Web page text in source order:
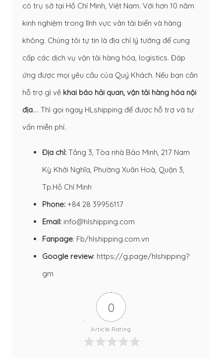
có trụ sở tại Hồ Chí Minh, Việt Nam. Với hơn 10 năm
kinh nghiệm trong lĩnh vực vân tải biển và hàng
không. Chúng tôi tự tin là địa chỉ lý tưởng để cung
cấp các dịch vụ vận tải hàng hóa, logistics. Đáp
ứng được mọi yêu cầu của Quý Khách. Nếu bạn cần
hỗ trợ gì về khai báo hải quan, vận tải hàng hóa nội
địa…. Thì gọi ngay HLshipping để được hỗ trợ và tư
vấn miễn phí.
Địa chỉ: Tầng 3, Tòa nhà Bảo Minh, 217 Nam
Kỳ Khởi Nghĩa, Phường Xuân Hoà, Quận 3,
Tp.Hồ Chí Minh
Phone: +84 28 39956117
Email: info@hlshipping.com
Fanpage: Fb/hlshipping.com.vn
Google review: https://g.page/hlshipping?
gm
0
Article Rating